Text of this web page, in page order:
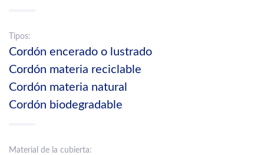
Tipos:
Cordón encerado o lustrado
Cordón materia reciclable
Cordón materia natural
Cordón biodegradable
Material de la cubierta: